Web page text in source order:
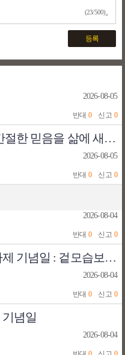
(23/500)
등록
2026-08-05
반대0 신고 0
◎ 연중 제18주간 수요일 : 간절한 믿음을 삶에 새기는 하루
2026-08-05
반대0 신고 0
2026-08-04
반대0 신고 0
◎ 성 요한 마리아 비안네 사제 기념일 : 겉모습보다 마음을 먼저 살피는 하루
2026-08-04
반대0 신고 0
념일
2026-08-04